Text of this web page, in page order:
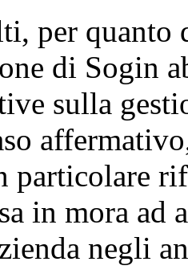
quanto di
di Sogin
sulla
particolare
in mora
negli